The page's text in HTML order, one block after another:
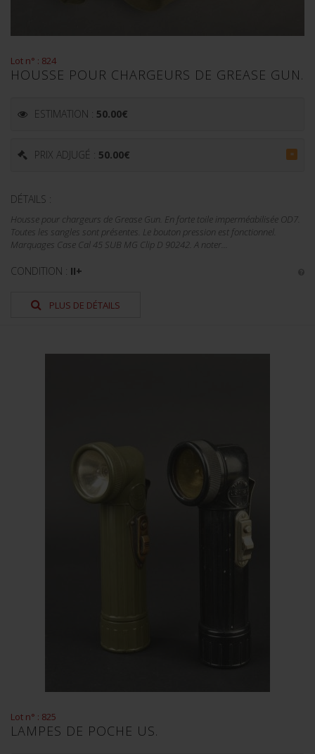
Lot n° : 824
HOUSSE POUR CHARGEURS DE GREASE GUN.
ESTIMATION : 50.00€
PRIX ADJUGÉ : 50.00€ =
DÉTAILS :
Housse pour chargeurs de Grease Gun. En forte toile imperméabilisée OD7.
Toutes les sangles sont présentes. Le bouton pression est fonctionnel.
Marquages Case Cal 45 SUB MG Clip D 90242. A noter...
CONDITION : II+
PLUS DE DÉTAILS
Lot n° : 825
LAMPES DE POCHE US.